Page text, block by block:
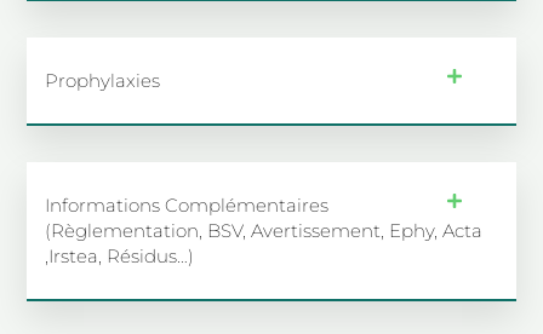
Prophylaxies
Informations Complémentaires
(règlementation, BSV, Avertissement, Ephy, Acta
,irstea, Résidus…)